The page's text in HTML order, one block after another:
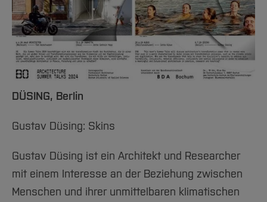
Arbeiten im FB G
Forschung und Projekte
International
Team
Service
Studiengänge
Studieninteressierte
Aktuelles
Studium
Fachgruppen
Forschung und Entwicklung
International
Service
Amtliche Bekanntmachungen
Notfall-Infos
BO Shop
Familiengerechte Hochschule
Gleichstellung
Diskriminierungsfreie Hochschule
Vertretungen
Wahlen
Hochschulbibliothek
Hochschulkommunikation
International Office
Medienzentrum
qed-Stiftung
DÜSING, Berlin
Gustav Düsing: Skins
Gustav Düsing ist ein Architekt und Researcher
mit einem Interesse an der Beziehung zwischen
Menschen und ihrer unmittelbaren klimatischen